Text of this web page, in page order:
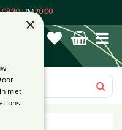
09:30T/M20:00
×
met
ons